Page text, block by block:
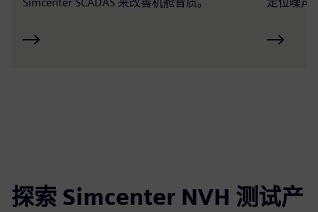
探索 Simcenter NVH 测试产